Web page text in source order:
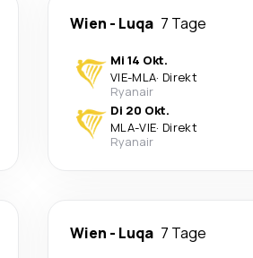
Wien - Luqa 7 Tage
Mi 14 Okt.
VIE-MLA· Direkt
Ryanair
Di 20 Okt.
MLA-VIE· Direkt
Ryanair
Wien - Luqa 7 Tage